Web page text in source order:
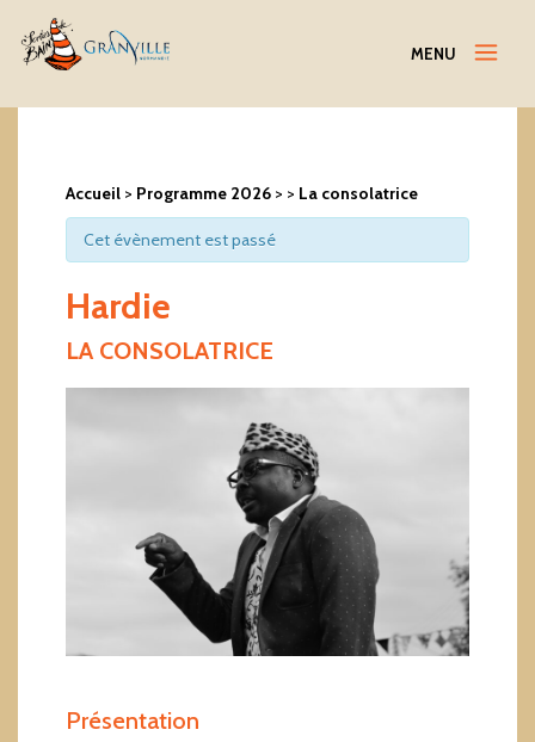
Menu
MENU
Accueil > Programme 2026 > > La consolatrice
Cet évènement est passé
Hardie
LA CONSOLATRICE
Présentation